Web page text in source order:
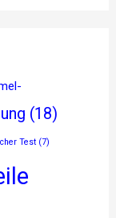
(18)
Test (7)